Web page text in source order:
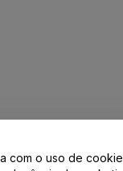
com o uso de